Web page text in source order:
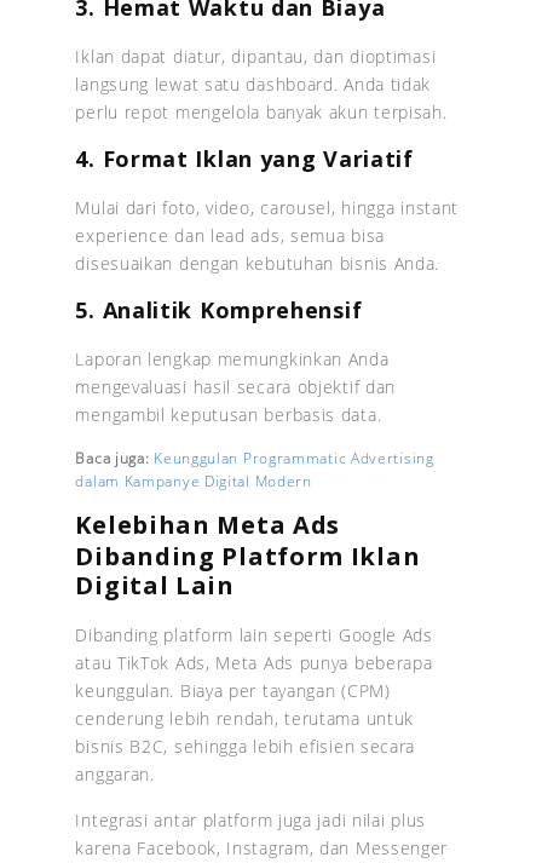
3. Hemat Waktu dan Biaya
Iklan dapat diatur, dipantau, dan dioptimasi
langsung lewat satu dashboard. Anda tidak
perlu repot mengelola banyak akun terpisah.
4. Format Iklan yang Variatif
Mulai dari foto, video, carousel, hingga instant
experience dan lead ads, semua bisa
disesuaikan dengan kebutuhan bisnis Anda.
5. Analitik Komprehensif
Laporan lengkap memungkinkan Anda
mengevaluasi hasil secara objektif dan
mengambil keputusan berbasis data.
Baca juga: Keunggulan Programmatic Advertising
dalam Kampanye Digital Modern
Kelebihan Meta Ads
Dibanding Platform Iklan
Digital Lain
Dibanding platform lain seperti Google Ads
atau TikTok Ads, Meta Ads punya beberapa
keunggulan. Biaya per tayangan (CPM)
cenderung lebih rendah, terutama untuk
bisnis B2C, sehingga lebih efisien secara
anggaran.
Integrasi antar platform juga jadi nilai plus
karena Facebook, Instagram, dan Messenger